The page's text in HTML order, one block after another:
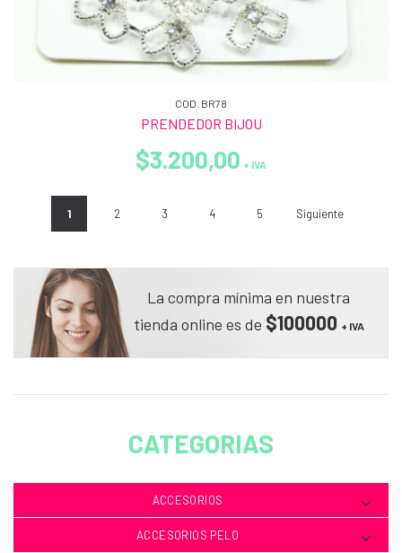
COD. BR78
PRENDEDOR BIJOU
$3.200,00 + IVA
1 2 3 4 5 Siguiente
La compra mínima en nuestra
tienda online es de $100000 + IVA
CATEGORIAS
ACCESORIOS
ACCESORIOS PELO